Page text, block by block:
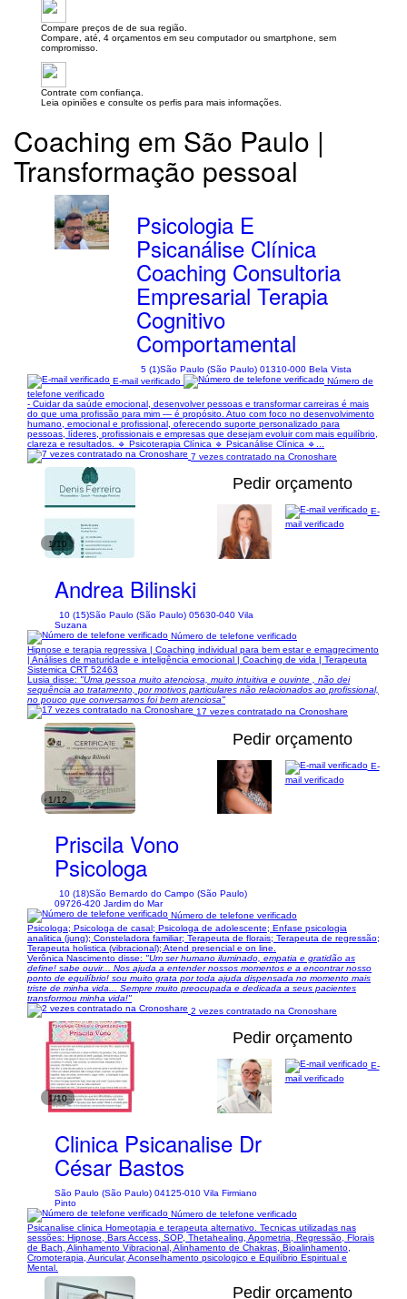
Compare preços de de sua região.
Compare, até, 4 orçamentos em seu computador ou smartphone, sem
compromisso.
Contrate com confiança.
Leia opiniões e consulte os perfis para mais informações.
Coaching em São Paulo |
Transformação pessoal
Psicologia E
Psicanálise Clínica
Coaching Consultoria
Empresarial Terapia
Cognitivo
Comportamental
5 (1)São Paulo (São Paulo) 01310-000 Bela Vista
E-mail verificado
Número de
telefone verificado
- Cuidar da saúde emocional, desenvolver pessoas e transformar carreiras é mais
do que uma profissão para mim — é propósito. Atuo com foco no desenvolvimento
humano, emocional e profissional, oferecendo suporte personalizado para
pessoas, líderes, profissionais e empresas que desejam evoluir com mais equilíbrio,
clareza e resultados. 🔹 Psicoterapia Clínica 🔹 Psicanálise Clínica 🔹...
7 vezes contratado na Cronoshare
1/10
Pedir orçamento
Andrea Bilinski
10 (15)São Paulo (São Paulo) 05630-040 Vila
Suzana
E-
mail verificado
Número de telefone verificado
Hipnose e terapia regressiva | Coaching individual para bem estar e emagrecimento
| Análises de maturidade e inteligência emocional | Coaching de vida | Terapeuta
Sistemica CRT 52463
Lusia disse: "Uma pessoa muito atenciosa, muito intuitiva e ouvinte , não dei
sequência ao tratamento, por motivos particulares não relacionados ao profissional,
no pouco que conversamos foi bem atenciosa"
17 vezes contratado na Cronoshare
1/12
Pedir orçamento
Priscila Vono
Psicologa
10 (18)São Bernardo do Campo (São Paulo)
09726-420 Jardim do Mar
E-
mail verificado
Número de telefone verificado
Psicologa; Psicologa de casal; Psicologa de adolescente; Enfase psicologia
analitica (jung); Consteladora familiar; Terapeuta de florais; Terapeuta de regressão;
Terapeuta holistica (vibracional); Atend presencial e on line.
Verônica Nascimento disse: "Um ser humano iluminado, empatia e gratidão as
define! sabe ouvir... Nos ajuda a entender nossos momentos e a encontrar nosso
ponto de equilíbrio! sou muito grata por toda ajuda dispensada no momento mais
triste de minha vida... Sempre muito preocupada e dedicada a seus pacientes
transformou minha vida!"
2 vezes contratado na Cronoshare
1/10
Pedir orçamento
Clinica Psicanalise Dr
César Bastos
São Paulo (São Paulo) 04125-010 Vila Firmiano
Pinto
E-
mail verificado
Número de telefone verificado
Psicanalise clinica Homeotapia e terapeuta alternativo. Tecnicas utilizadas nas
sessões: Hipnose, Bars Access, SOP, Thetahealing, Apometria, Regressão, Florais
de Bach, Alinhamento Vibracional, Alinhamento de Chakras, Bioalinhamento,
Cromoterapia, Auricular, Aconselhamento psicologico e Equilíbrio Espiritual e
Mental.
Pedir orçamento